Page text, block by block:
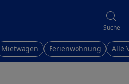
Suche
Mietwagen Ferienwohnung Alle